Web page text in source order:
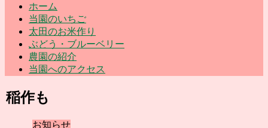
ホーム
当園のいちご
太田のお米作り
ぶどう・ブルーベリー
農園の紹介
当園へのアクセス
稲作も
お知らせ